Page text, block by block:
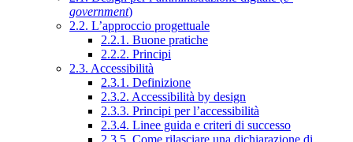
government)
2.2. L’approccio progettuale
2.2.1. Buone pratiche
2.2.2. Principi
2.3. Accessibilità
2.3.1. Definizione
2.3.2. Accessibilità by design
2.3.3. Principi per l’accessibilità
2.3.4. Linee guida e criteri di successo
2.3.5. Come rilasciare una dichiarazione di